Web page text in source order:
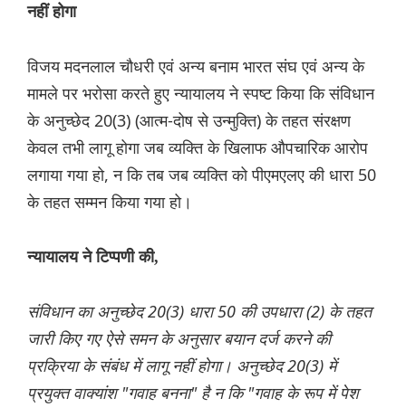
नहीं होगा
विजय मदनलाल चौधरी एवं अन्य बनाम भारत संघ एवं अन्य के
मामले पर भरोसा करते हुए न्यायालय ने स्पष्ट किया कि संविधान
के अनुच्छेद 20(3) (आत्म-दोष से उन्मुक्ति) के तहत संरक्षण
केवल तभी लागू होगा जब व्यक्ति के खिलाफ औपचारिक आरोप
लगाया गया हो, न कि तब जब व्यक्ति को पीएमएलए की धारा 50
के तहत सम्मन किया गया हो।
न्यायालय ने टिप्पणी की,
संविधान का अनुच्छेद 20(3) धारा 50 की उपधारा (2) के तहत
जारी किए गए ऐसे समन के अनुसार बयान दर्ज करने की
प्रक्रिया के संबंध में लागू नहीं होगा। अनुच्छेद 20(3) में
प्रयुक्त वाक्यांश "गवाह बनना" है न कि "गवाह के रूप में पेश